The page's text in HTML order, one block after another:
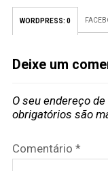
WORDPRESS: 0
Deixe um
O seu endereço
obrigatórios são
Comentário *